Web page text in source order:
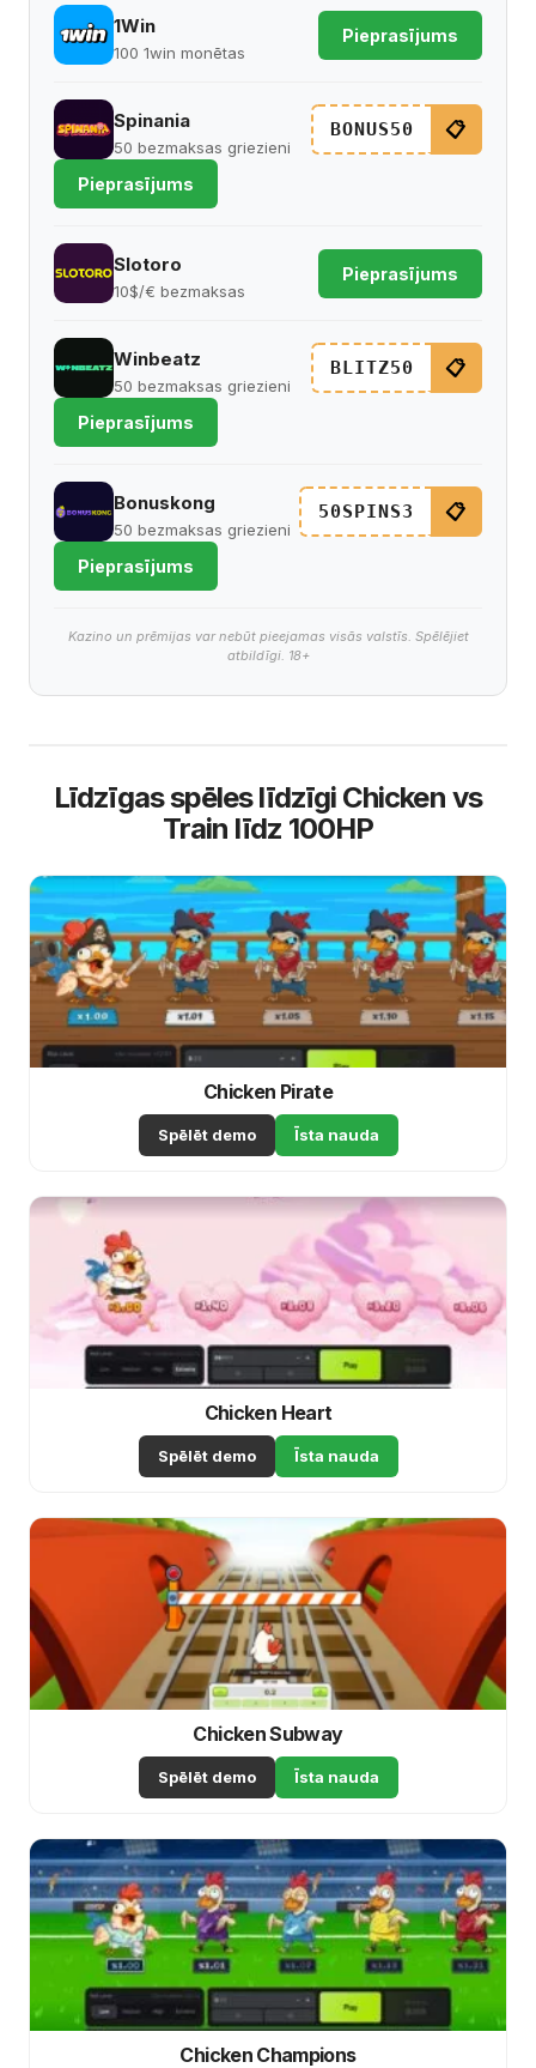
1Win
100 1win monētas
Pieprasījums
Spinania
50 bezmaksas griezieni
BONUS50 📋
Pieprasījums
Slotoro
10$/€ bezmaksas
Pieprasījums
Winbeatz
50 bezmaksas griezieni
BLITZ50 📋
Pieprasījums
Bonuskong
50 bezmaksas griezieni
50SPINS3 📋
Pieprasījums
Kazino un prēmijas var nebūt pieejamas visās valstīs. Spēlējiet
atbildīgi. 18+
Līdzīgas spēles līdzīgi Chicken vs
Train līdz 100HP
Chicken Pirate
Spēlēt demo Īsta nauda
Chicken Heart
Spēlēt demo Īsta nauda
Chicken Subway
Spēlēt demo Īsta nauda
Chicken Champions